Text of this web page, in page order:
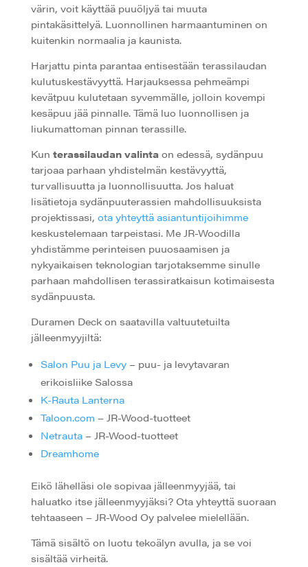
värin, voit käyttää puuöljyä tai muuta
pintakäsittelyä. Luonnollinen harmaantuminen on
kuitenkin normaalia ja kaunista.
Harjattu pinta parantaa entisestään terassilaudan
kulutuskestävyyttä. Harjauksessa pehmeämpi
kevätpuu kulutetaan syvemmälle, jolloin kovempi
kesäpuu jää pinnalle. Tämä luo luonnollisen ja
liukumattoman pinnan terassille.
Kun terassilaudan valinta on edessä, sydänpuu
tarjoaa parhaan yhdistelmän kestävyyttä,
turvallisuutta ja luonnollisuutta. Jos haluat
lisätietoja sydänpuuterassien mahdollisuuksista
projektissasi, ota yhteyttä asiantuntijoihimme
keskustelemaan tarpeistasi. Me JR-Woodilla
yhdistämme perinteisen puuosaamisen ja
nykyaikaisen teknologian tarjotaksemme sinulle
parhaan mahdollisen terassiratkaisun kotimaisesta
sydänpuusta.
Duramen Deck on saatavilla valtuutetuilta
jälleenmyyjiltä:
Salon Puu ja Levy– puu- ja levytavaran
erikoisliike Salossa
K-Rauta Lanterna
Taloon.com – JR-Wood-tuotteet
Netrauta– JR-Wood-tuotteet
Dreamhome
Eikö lähelläsi ole sopivaa jälleenmyyjää, tai
haluatko itse jälleenmyyjäksi? Ota yhteyttä suoraan
tehtaaseen – JR-Wood Oy palvelee mielellään.
Tämä sisältö on luotu tekoälyn avulla, ja se voi
sisältää virheitä.